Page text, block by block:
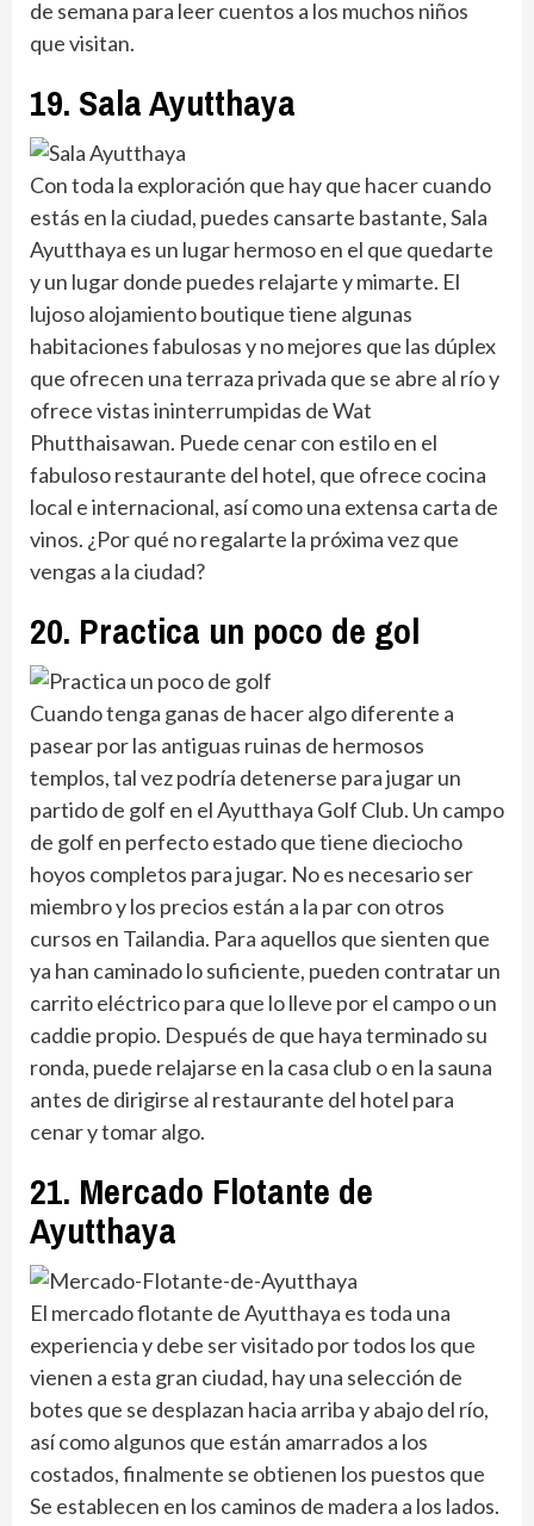
de semana para leer cuentos a los muchos niños
que visitan.
19. Sala Ayutthaya
Con toda la exploración que hay que hacer cuando
estás en la ciudad, puedes cansarte bastante, Sala
Ayutthaya es un lugar hermoso en el que quedarte
y un lugar donde puedes relajarte y mimarte. El
lujoso alojamiento boutique tiene algunas
habitaciones fabulosas y no mejores que las dúplex
que ofrecen una terraza privada que se abre al río y
ofrece vistas ininterrumpidas de Wat
Phutthaisawan. Puede cenar con estilo en el
fabuloso restaurante del hotel, que ofrece cocina
local e internacional, así como una extensa carta de
vinos. ¿Por qué no regalarte la próxima vez que
vengas a la ciudad?
20. Practica un poco de gol
Cuando tenga ganas de hacer algo diferente a
pasear por las antiguas ruinas de hermosos
templos, tal vez podría detenerse para jugar un
partido de golf en el Ayutthaya Golf Club. Un campo
de golf en perfecto estado que tiene dieciocho
hoyos completos para jugar. No es necesario ser
miembro y los precios están a la par con otros
cursos en Tailandia. Para aquellos que sienten que
ya han caminado lo suficiente, pueden contratar un
carrito eléctrico para que lo lleve por el campo o un
caddie propio. Después de que haya terminado su
ronda, puede relajarse en la casa club o en la sauna
antes de dirigirse al restaurante del hotel para
cenar y tomar algo.
21. Mercado Flotante de
Ayutthaya
El mercado flotante de Ayutthaya es toda una
experiencia y debe ser visitado por todos los que
vienen a esta gran ciudad, hay una selección de
botes que se desplazan hacia arriba y abajo del río,
así como algunos que están amarrados a los
costados, finalmente se obtienen los puestos que
Se establecen en los caminos de madera a los lados.